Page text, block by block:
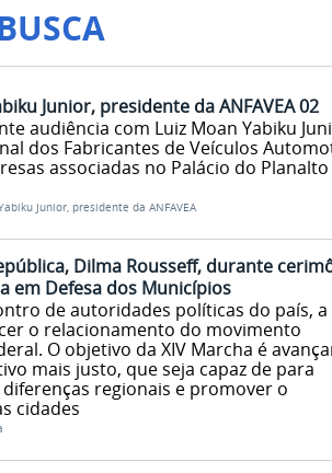
Junior, presidente da ANFAVEA 02
audiência com Luiz Moan Yabiku
dos Fabricantes de Veículos
associadas no Palácio do Planalto
Junior, presidente da ANFAVEA
Dilma Rousseff, durante
em Defesa dos Municípios
de autoridades políticas do país, a
o relacionamento do movimento
O objetivo da XIV Marcha é
mais justo, que seja capaz de para
regionais e promover o
cidades